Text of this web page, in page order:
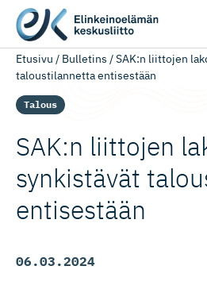
Etusivu / Bulletins /SAK:n liittojen
taloustilannetta entisestään
Talous
SAK:n liittojen
synkistävät
entisestään
06.03.2024